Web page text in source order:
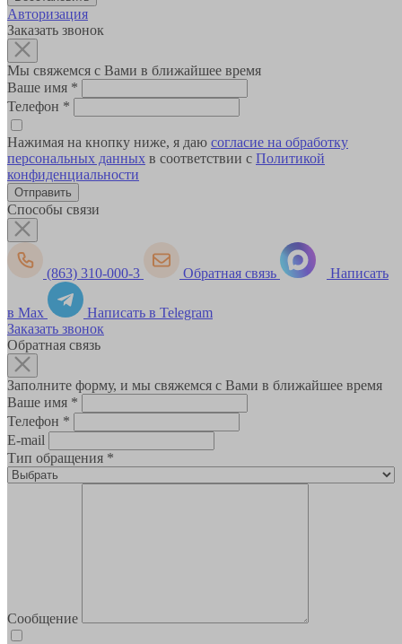
Авторизация
Заказать звонок
Мы свяжемся с Вами в ближайшее время
Ваше имя *
Телефон *
Нажимая на кнопку ниже, я даю согласие на обработку
персональных данных в соответствии с Политикой
конфиденциальности
Способы связи
(863) 310-000-3 Обратная связь Написать
в Max
Написать в Telegram
Заказать звонок
Обратная связь
Заполните форму, и мы свяжемся с Вами в ближайшее время
Ваше имя *
Телефон *
E-mail
Тип обращения *
Сообщение